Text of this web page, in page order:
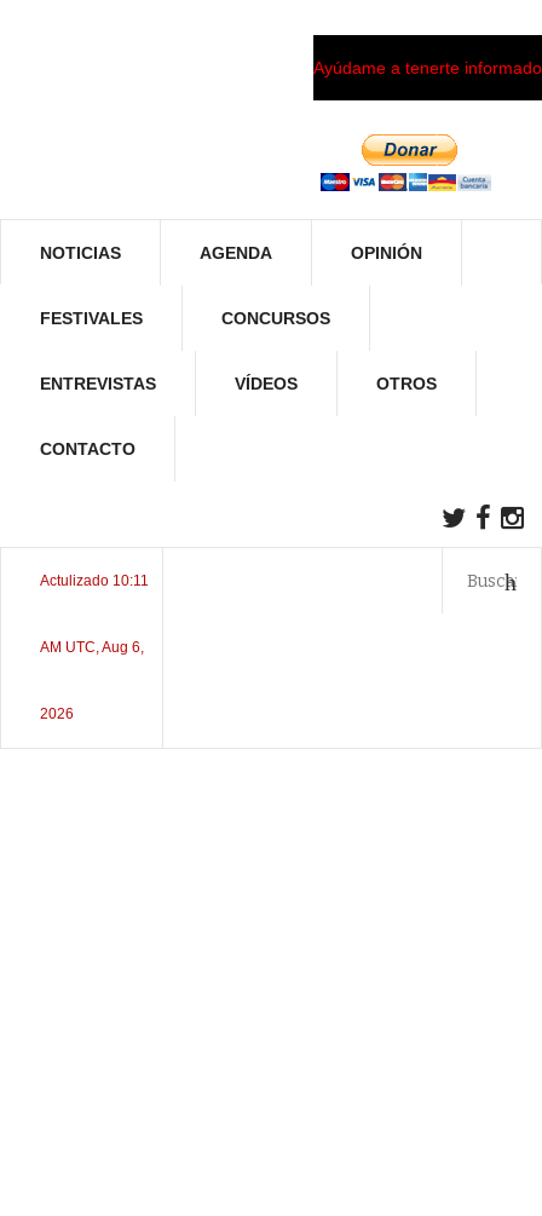
Ayúdame a tenerte informado
NOTICIAS AGENDA OPINIÓN
FESTIVALES CONCURSOS
ENTREVISTAS VÍDEOS OTROS
CONTACTO
Actulizado 10:11
AM UTC, Aug 6,
2026